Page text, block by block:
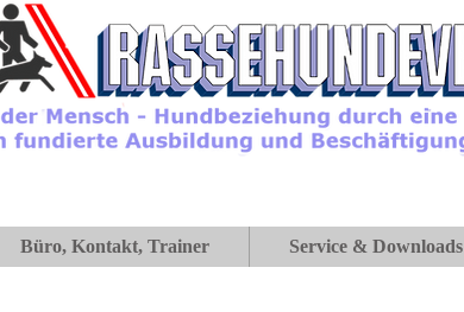
Büro, Kontakt, Trainer Service & Downloads